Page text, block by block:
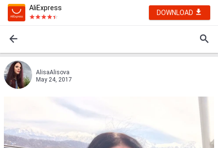
AliExpress
DOWNLOAD
AlisaAlisova
May 24, 2017